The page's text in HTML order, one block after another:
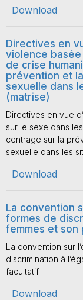
Download
Directives en
violence
de crise
prévention et
sexuelle dans
(matrise)
Directives en vue
sur le sexe dans
centrage sur la
sexuelle dans les
Download
La convention
formes de
femmes et
La convention sur
discrimination à
facultatif
Download